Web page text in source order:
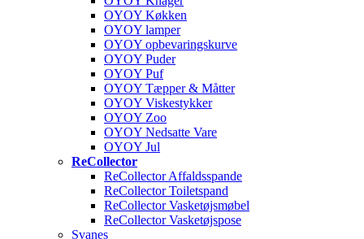
OYOY Køkken
OYOY lamper
OYOY opbevaringskurve
OYOY Puder
OYOY Puf
OYOY Tæpper & Måtter
OYOY Viskestykker
OYOY Zoo
OYOY Nedsatte Vare
OYOY Jul
ReCollector
ReCollector Affaldsspande
ReCollector Toiletspand
ReCollector Vasketøjsmøbel
ReCollector Vasketøjspose
Svanes